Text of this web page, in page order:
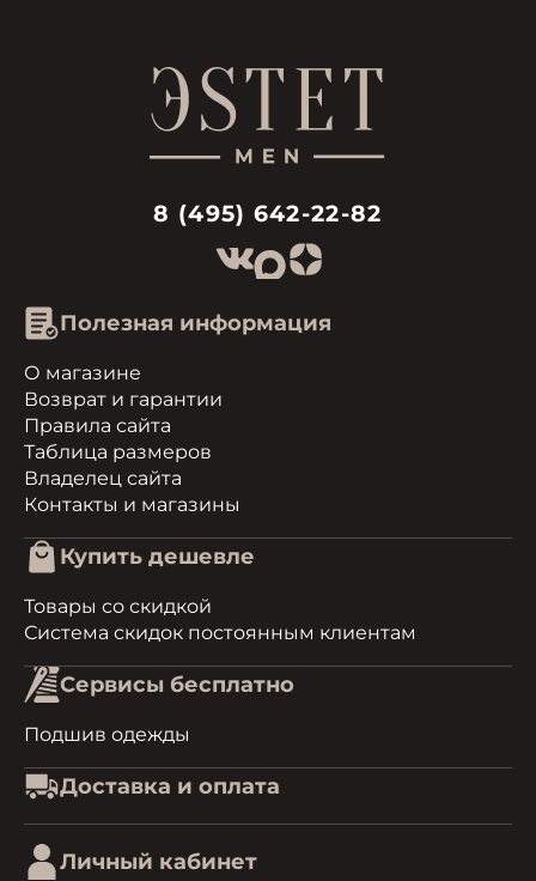
8 (495) 642-22-82
Полезная информация
О магазине
Возврат и гарантии
Правила сайта
Таблица размеров
Владелец сайта
Контакты и магазины
Купить дешевле
Товары со скидкой
Система скидок постоянным клиентам
Сервисы бесплатно
Подшив одежды
Доставка и оплата
Личный кабинет